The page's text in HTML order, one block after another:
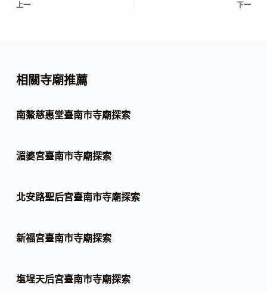
上一 下一
相關寺廟推薦
南鰲慈惠堂臺南市寺廟探索
湄婆宮臺南市寺廟探索
北安路聖后宮臺南市寺廟探索
新福宮臺南市寺廟探索
塩埕天后宮臺南市寺廟探索